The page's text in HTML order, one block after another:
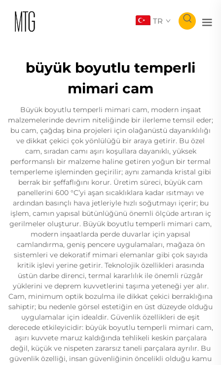
TR
büyük boyutlu temperli
mimari cam
Büyük boyutlu temperli mimari cam, modern inşaat
malzemelerinde devrim niteliğinde bir ilerleme temsil eder;
bu cam, çağdaş bina projeleri için olağanüstü dayanıklılığı
ve dikkat çekici çok yönlülüğü bir araya getirir. Bu özel
cam, sıradan camı aşırı koşullara dayanıklı, yüksek
performanslı bir malzeme haline getiren yoğun bir termal
temperleme işleminden geçirilir; aynı zamanda kristal gibi
berrak bir şeffaflığını korur. Üretim süreci, büyük cam
panellerini 600 °C’yi aşan sıcaklıklara kadar ısıtmayı ve
ardından basınçlı hava jetleriyle hızlı soğutmayı içerir; bu
işlem, camın yapısal bütünlüğünü önemli ölçüde artıran iç
gerilmeler oluşturur. Büyük boyutlu temperli mimari cam,
modern inşaatlarda perde duvarlar için yapısal
camlandırma, geniş pencere uygulamaları, mağaza ön
sistemleri ve dekoratif mimari elemanlar gibi çok sayıda
kritik işlevi yerine getirir. Teknolojik özellikleri arasında
üstün darbe direnci, termal kararlılık ile önemli rüzgâr
yüklerini ve deprem kuvvetlerini taşıma yeteneği yer alır.
Cam, minimum optik bozulma ile dikkat çekici berraklığına
sahiptir; bu nedenle görsel estetiğin en üst düzeyde olduğu
uygulamalar için idealdir. Güvenlik özellikleri de eşit
derecede etkileyicidir: büyük boyutlu temperli mimari cam,
aşırı kuvvete maruz kaldığında tehlikeli keskin parçalara
değil, küçük ve nispeten zararsız taneli parçalara ayrılır. Bu
güvenlik özelliği, insan güvenliğinin öncelikli olduğu kamu